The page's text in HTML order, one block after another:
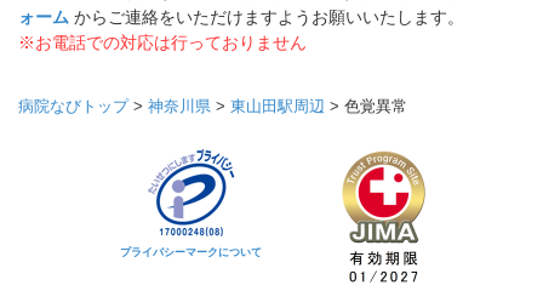
ォーム からご連絡をいただけますようお願いいたします。
※お電話での対応は行っておりません
病院なびトップ> 神奈川県 > 東山田駅周辺 > 色覚異常
プライバシーマークについて